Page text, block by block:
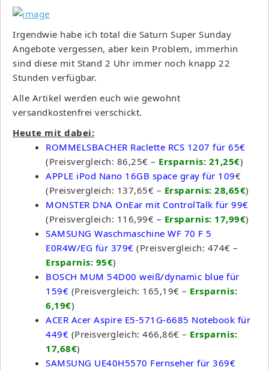
Irgendwie habe ich total die Saturn Super Sunday
Angebote vergessen, aber kein Problem, immerhin
sind diese mit Stand 2 Uhr immer noch knapp 22
Stunden verfügbar.
Alle Artikel werden euch wie gewohnt
versandkostenfrei verschickt.
Heute mit dabei:
ROMMELSBACHER Raclette RCS 1207 für 65€
(Preisvergleich: 86,25€ – Ersparnis: 21,25€)
APPLE iPod Nano 16GB space gray für 109€
(Preisvergleich: 137,65€ – Ersparnis: 28,65€)
MONSTER DNA OnEar mit ControlTalk für 99€
(Preisvergleich: 116,99€ – Ersparnis: 17,99€)
SAMSUNG Waschmaschine WF 70 F 5
E0R4W/EG für 379€ (Preisvergleich: 474€ –
Ersparnis: 95€)
BOSCH MUM 54D00 weiß/dynamic blue für
159€ (Preisvergleich: 165,19€ – Ersparnis:
6,19€)
ACER Acer Aspire E5-571G-6685 Notebook für
449€ (Preisvergleich: 466,86€ – Ersparnis:
17,68€)
SAMSUNG UE40H5570 Fernseher für 369€